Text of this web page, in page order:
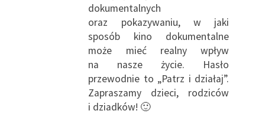
dokumentalnych
oraz pokazywaniu, w jaki
sposób kino dokumentalne
może mieć realny wpływ
na nasze życie. Hasło
przewodnie to „Patrz i działaj”.
Zapraszamy dzieci, rodziców
i dziadków! 🙂